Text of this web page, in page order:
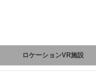
ロケーションVR施設